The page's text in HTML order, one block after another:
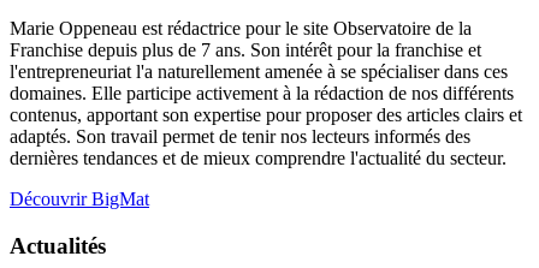
Marie Oppeneau est rédactrice pour le site Observatoire de la
Franchise depuis plus de 7 ans. Son intérêt pour la franchise et
l'entrepreneuriat l'a naturellement amenée à se spécialiser dans ces
domaines. Elle participe activement à la rédaction de nos différents
contenus, apportant son expertise pour proposer des articles clairs et
adaptés. Son travail permet de tenir nos lecteurs informés des
dernières tendances et de mieux comprendre l'actualité du secteur.
Découvrir BigMat
Actualités